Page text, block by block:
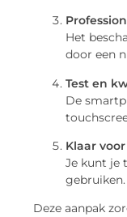
Het
door een
Test en
De
Klaar
Je kunt je
gebruiken.
Deze aanpak